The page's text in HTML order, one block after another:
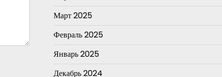
Март 2025
Февраль 2025
Январь 2025
Декабрь 2024